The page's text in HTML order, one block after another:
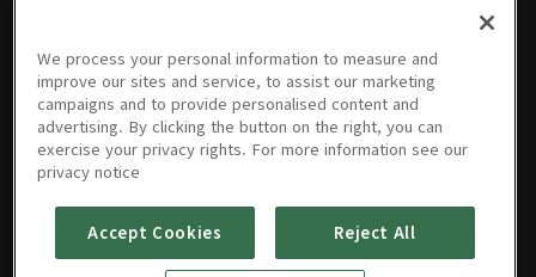
19회
07/07/2024 • 39분
20회 21회 22회 23회 24회
We process your personal information to measure and
improve our sites and service, to assist our marketing
campaigns and to provide personalised content and
advertising. By clicking the button on the right, you can
exercise your privacy rights. For more information see our
privacy notice
Accept Cookies Reject All